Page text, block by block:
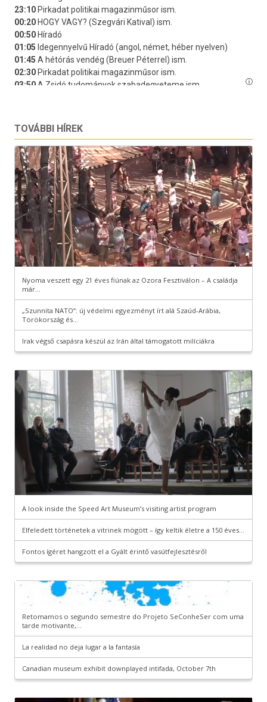
TOVÁBBI HÍREK